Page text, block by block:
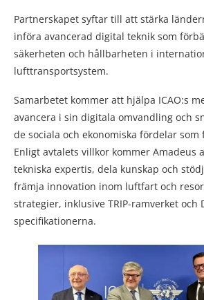
Partnerskapet syftar till att stärka
införa avancerad digital teknik som
säkerheten och hållbarheten i
lufttransportsystem.
Samarbetet kommer att hjälpa ICAO:s
avancera i sin digitala omvandling och
de sociala och ekonomiska fördelar som
Enligt avtalets villkor kommer Amadeus
tekniska expertis, dela kunskap och
främja innovation inom luftfart och
strategier, inklusive TRIP-ramverket och
specifikationerna.